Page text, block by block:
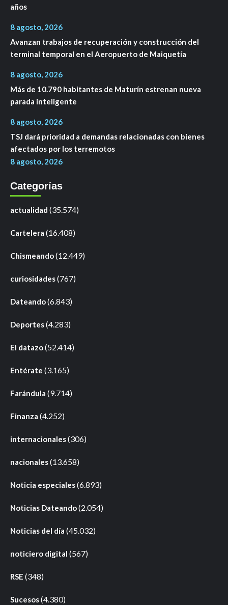
años
8 agosto, 2026
Avanzan trabajos de recuperación y construcción del
terminal temporal en el Aeropuerto de Maiquetía
8 agosto, 2026
Más de 10.790 habitantes de Maturín estrenan nueva
parada inteligente
8 agosto, 2026
TSJ dará prioridad a demandas relacionadas con bienes
afectados por los terremotos
8 agosto, 2026
Categorías
actualidad (35.574)
Cartelera (16.408)
Chismeando(12.449)
curiosidades(767)
Dateando(6.843)
Deportes(4.283)
El datazo(52.414)
Entérate (3.165)
Farándula (9.714)
Finanza (4.252)
internacionales(306)
nacionales(13.658)
Noticia especiales(6.893)
Noticias Dateando(2.054)
Noticias del día (45.032)
noticiero digital (567)
RSE (348)
Sucesos(4.380)